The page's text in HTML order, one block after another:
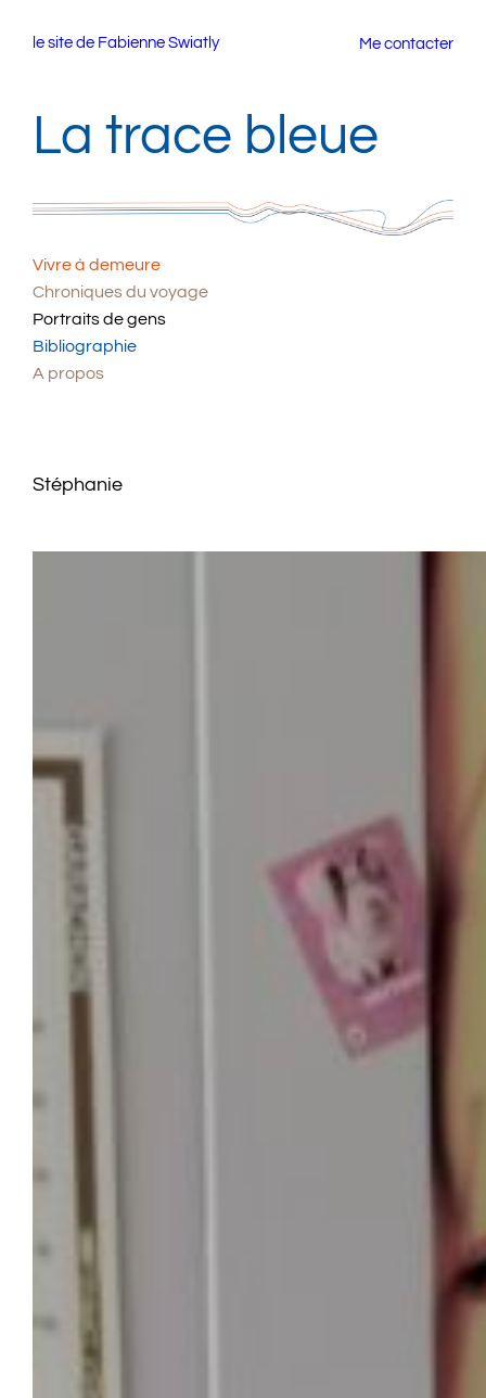
le site de Fabienne Swiatly Me contacter
La trace bleue
Vivre à demeure
Chroniques du voyage
Portraits de gens
Bibliographie
A propos
Stéphanie